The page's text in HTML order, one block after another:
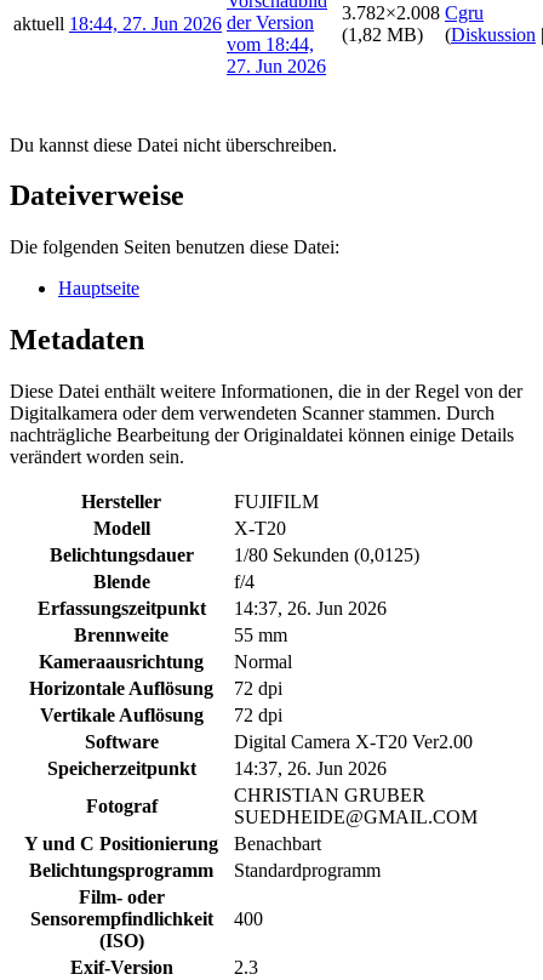
aktuell 18:44, 27. Jun 2026
3.782×2.008
(1,82 MB)
Cgru
(Diskussion
Du kannst diese Datei nicht überschreiben.
Dateiverweise
Die folgenden Seiten benutzen diese Datei:
Hauptseite
Metadaten
Diese Datei enthält weitere Informationen, die in der Regel von der
Digitalkamera oder dem verwendeten Scanner stammen. Durch
nachträgliche Bearbeitung der Originaldatei können einige Details
verändert worden sein.
Hersteller
FUJIFILM
Modell
X-T20
Belichtungsdauer
1/80 Sekunden (0,0125)
Blende
f/4
Erfassungszeitpunkt
14:37, 26. Jun 2026
Brennweite
55 mm
Kameraausrichtung
Normal
Horizontale Auflösung
72 dpi
Vertikale Auflösung
72 dpi
Software
Digital Camera X-T20 Ver2.00
Speicherzeitpunkt
14:37, 26. Jun 2026
Fotograf
CHRISTIAN GRUBER
SUEDHEIDE@GMAIL.COM
Y und C Positionierung
Benachbart
Belichtungsprogramm
Standardprogramm
Film- oder
Sensorempfindlichkeit
(ISO)
400
Exif-Version
2.3